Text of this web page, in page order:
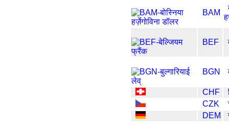
BAM
BEF
BGN
CHF
CZK
DEM